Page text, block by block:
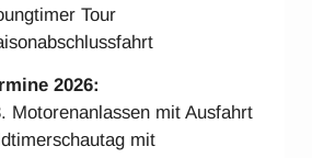
Tour
2026:
Motorenanlassen mit Ausfahrt
mit